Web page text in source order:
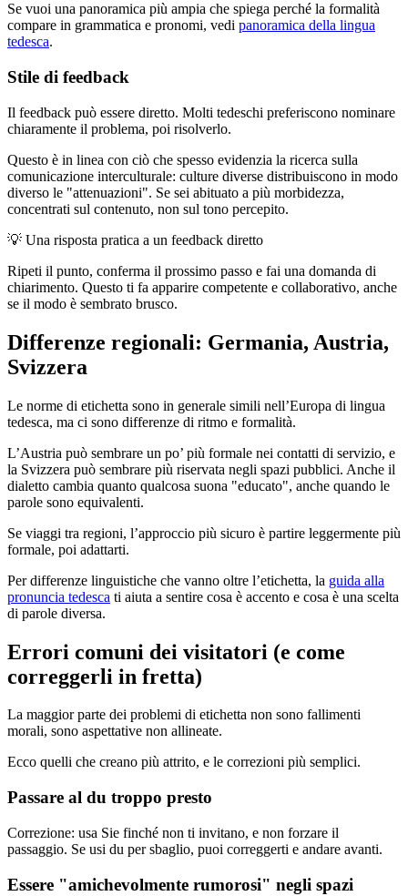
Se vuoi una panoramica più ampia che spiega perché la formalità
compare in grammatica e pronomi, vedi panoramica della lingua
tedesca.
Stile di feedback
Il feedback può essere diretto. Molti tedeschi preferiscono nominare
chiaramente il problema, poi risolverlo.
Questo è in linea con ciò che spesso evidenzia la ricerca sulla
comunicazione interculturale: culture diverse distribuiscono in modo
diverso le "attenuazioni". Se sei abituato a più morbidezza,
concentrati sul contenuto, non sul tono percepito.
💡 Una risposta pratica a un feedback diretto
Ripeti il punto, conferma il prossimo passo e fai una domanda di
chiarimento. Questo ti fa apparire competente e collaborativo, anche
se il modo è sembrato brusco.
Differenze regionali: Germania, Austria,
Svizzera
Le norme di etichetta sono in generale simili nell’Europa di lingua
tedesca, ma ci sono differenze di ritmo e formalità.
L’Austria può sembrare un po’ più formale nei contatti di servizio, e
la Svizzera può sembrare più riservata negli spazi pubblici. Anche il
dialetto cambia quanto qualcosa suona "educato", anche quando le
parole sono equivalenti.
Se viaggi tra regioni, l’approccio più sicuro è partire leggermente più
formale, poi adattarti.
Per differenze linguistiche che vanno oltre l’etichetta, la guida alla
pronuncia tedesca ti aiuta a sentire cosa è accento e cosa è una scelta
di parole diversa.
Errori comuni dei visitatori (e come
correggerli in fretta)
La maggior parte dei problemi di etichetta non sono fallimenti
morali, sono aspettative non allineate.
Ecco quelli che creano più attrito, e le correzioni più semplici.
Passare al du troppo presto
Correzione: usa Sie finché non ti invitano, e non forzare il
passaggio. Se usi du per sbaglio, puoi correggerti e andare avanti.
Essere "amichevolmente rumorosi" negli spazi